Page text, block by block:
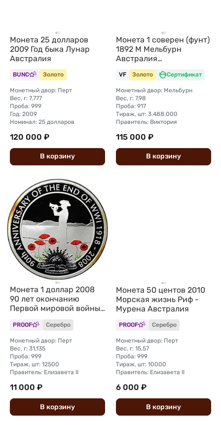
Монета 25 долларов
2009 Год быка Лунар
Австралия
BUNC Золото
Монетный двор: Перт
Вес, г: 7,777
Проба: 999
Год: 2009
Номинал: 25 долларов
120 000 ₽
В корзину
Монета 1 соверен (фунт)
1892 M Мельбурн
Австралия
Великобритания
VF Золото Сертификат
Монетный двор: Мельбурн
Вес, г: 7,98
Проба: 917
Тираж, шт: 3.488.000
Правитель: Виктория
115 000 ₽
В корзину
Монета 1 доллар 2008
90 лет окончанию
Первой мировой войны
Австралия
PROOF Серебро
Монетный двор: Перт
Вес, г: 31,135
Проба: 999
Тираж, шт: 12500
Правитель: Елизавета II
11 000 ₽
В корзину
Монета 50 центов 2010
Морская жизнь Риф -
Мурена Австралия
PROOF Серебро
Монетный двор: Перт
Вес, г: 15,57
Проба: 999
Тираж, шт: 10000
Правитель: Елизавета II
6 000 ₽
В корзину